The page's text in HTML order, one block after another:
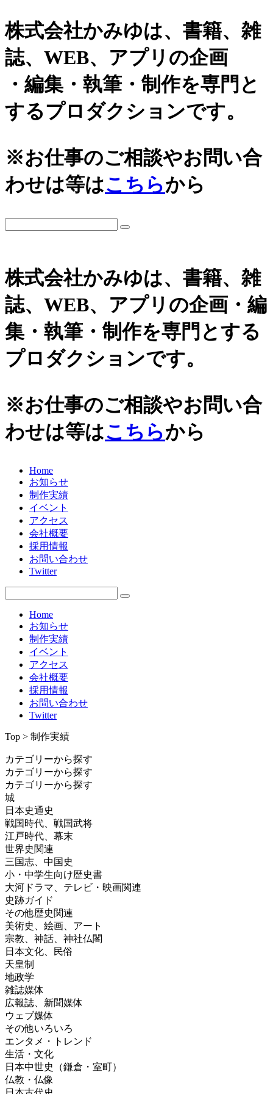
株式会社かみゆは、書籍、雑
誌、WEB、アプリの企画
・編集・執筆・制作を専門と
するプロダクションです。
※お仕事のご相談やお問い合
わせは等はこちらから
株式会社かみゆは、書籍、雑
誌、WEB、アプリの企画・編
集・執筆・制作を専門とする
プロダクションです。
※お仕事のご相談やお問い合
わせは等はこちらから
Home
お知らせ
制作実績
イベント
アクセス
会社概要
採用情報
お問い合わせ
Twitter
Home
お知らせ
制作実績
イベント
アクセス
会社概要
採用情報
お問い合わせ
Twitter
Top > 制作実績
カテゴリーから探す
カテゴリーから探す
カテゴリーから探す
城
日本史通史
戦国時代、戦国武将
江戸時代、幕末
世界史関連
三国志、中国史
小・中学生向け歴史書
大河ドラマ、テレビ・映画関連
史跡ガイド
その他歴史関連
美術史、絵画、アート
宗教、神話、神社仏閣
日本文化、民俗
天皇制
地政学
雑誌媒体
広報誌、新聞媒体
ウェブ媒体
その他いろいろ
エンタメ・トレンド
生活・文化
日本中世史（鎌倉・室町）
仏教・仏像